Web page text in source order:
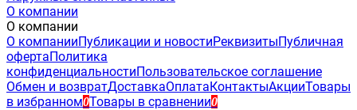
О компании
О компании
О компанииПубликации и новостиРеквизитыПубличная
офертаПолитика
конфиденциальностиПользовательское соглашение
Обмен и возвратДоставкаОплатаКонтактыАкцииТовары
в избранном0Товары в сравнении0